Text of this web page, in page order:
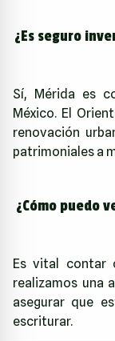
¿Es seguro
Sí, Mérida es
México. El
renovación
patrimoniales a
¿Cómo puedo
Es vital contar
realizamos una
asegurar que
escriturar.